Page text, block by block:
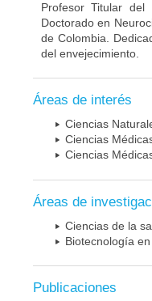
Profesor Titular
Doctorado en
de Colombia.
del envejecimiento.
Áreas de interés
Ciencias
Ciencias
Ciencias
Áreas de
Ciencias de la
Biotecnología
Publicaciones